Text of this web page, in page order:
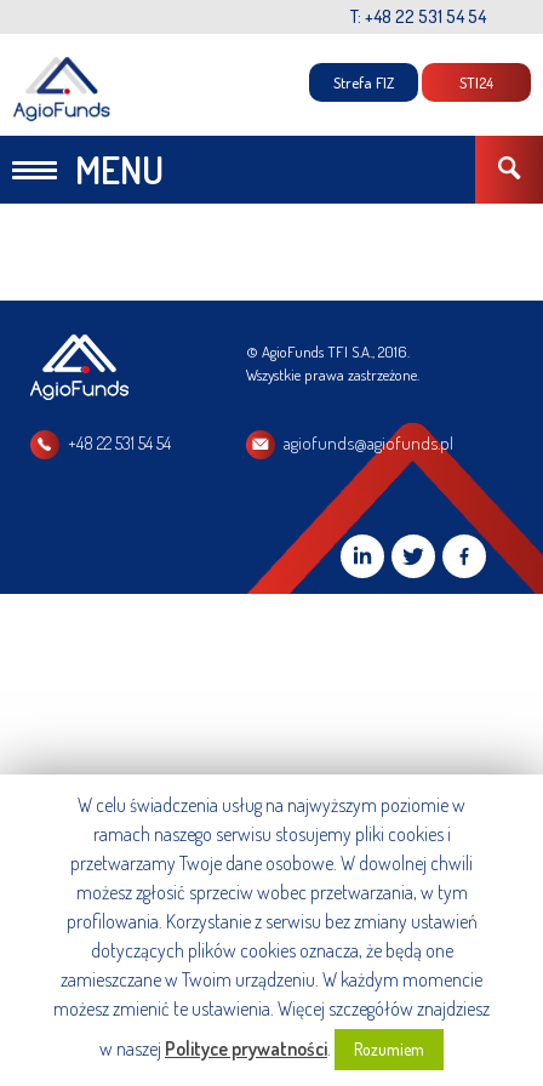
T: +48 22 531 54 54
MENU
Strefa FIZ STI24
© AgioFunds TFI S.A., 2016.
Wszystkie prawa zastrzeżone.
+48 22 531 54 54 agiofunds@agiofunds.pl
W celu świadczenia usług na najwyższym poziomie w
ramach naszego serwisu stosujemy pliki cookies i
przetwarzamy Twoje dane osobowe. W dowolnej chwili
możesz zgłosić sprzeciw wobec przetwarzania, w tym
profilowania. Korzystanie z serwisu bez zmiany ustawień
dotyczących plików cookies oznacza, że będą one
zamieszczane w Twoim urządzeniu. W każdym momencie
możesz zmienić te ustawienia. Więcej szczegółów znajdziesz
w naszej Polityce prywatności. Rozumiem